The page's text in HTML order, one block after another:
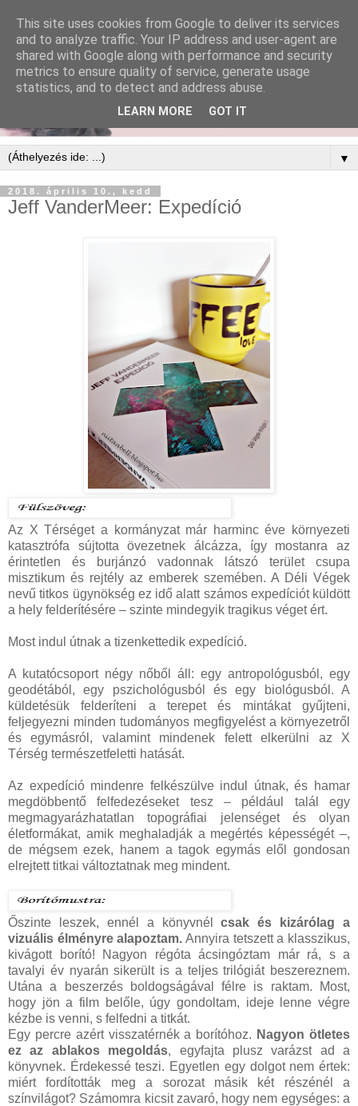
▼
2018. április 10., kedd
Jeff VanderMeer: Expedíció
Az ​X Térséget a kormányzat már harminc éve környezeti
katasztrófa sújtotta övezetnek álcázza, így mostanra az
érintetlen és burjánzó vadonnak látszó terület csupa
misztikum és rejtély az emberek szemében. A Déli Végek
nevű titkos ügynökség ez idő alatt számos expedíciót küldött
a hely felderítésére – szinte mindegyik tragikus véget ért.
Most indul útnak a tizenkettedik expedíció.
A kutatócsoport négy nőből áll: egy antropológusból, egy
geodétából, egy pszichológusból és egy biológusból. A
küldetésük felderíteni a terepet és mintákat gyűjteni,
feljegyezni minden tudományos megfigyelést a környezetről
és egymásról, valamint mindenek felett elkerülni az X
Térség természetfeletti hatását.
Az expedíció mindenre felkészülve indul útnak, és hamar
megdöbbentő felfedezéseket tesz – például talál egy
megmagyarázhatatlan topográfiai jelenséget és olyan
életformákat, amik meghaladják a megértés képességét –,
de mégsem ezek, hanem a tagok egymás elől gondosan
elrejtett titkai változtatnak meg mindent.
Őszinte leszek, ennél a könyvnélcsak és kizárólag a
vizuális élményre alapoztam. Annyira tetszett a klasszikus,
kivágott borító! Nagyon régóta ácsingóztam már rá, s a
tavalyi év nyarán sikerült is a teljes trilógiát beszereznem.
Utána a beszerzés boldogságával félre is raktam. Most,
hogy jön a film belőle, úgy gondoltam, ideje lenne végre
kézbe is venni, s felfedni a titkát.
Egy percre azért visszatérnék a borítóhoz. Nagyon ötletes
ez az ablakos megoldás, egyfajta plusz varázst ad a
könyvnek. Érdekessé teszi. Egyetlen egy dolgot nem értek:
miért fordították meg a sorozat másik két részénél a
színvilágot? Számomra kicsit zavaró, hogy nem egységes: a
This site uses cookies from Google to deliver its services
and to analyze traffic. Your IP address and user-agent are
shared with Google along with performance and security
metrics to ensure quality of service, generate usage
statistics, and to detect and address abuse.
LEARN MORE GOT IT